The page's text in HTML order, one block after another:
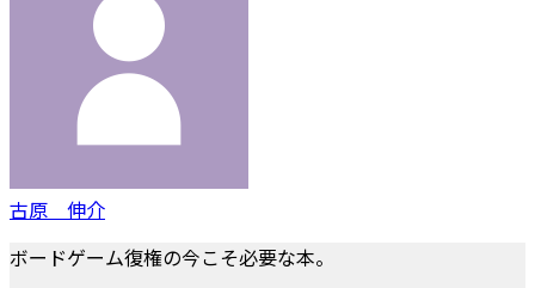
古原 伸介
ボードゲーム復権の今こそ必要な本。